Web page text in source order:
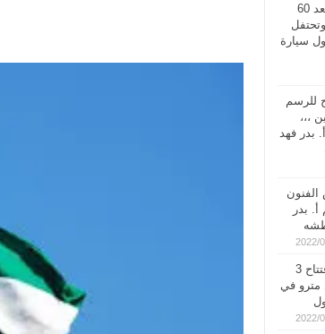
الحلم بعد 60
سيارة
للرسم
،،،
بدر فهد
أ. بدر
2022/
قريبا افتتاح 3
في
2022/